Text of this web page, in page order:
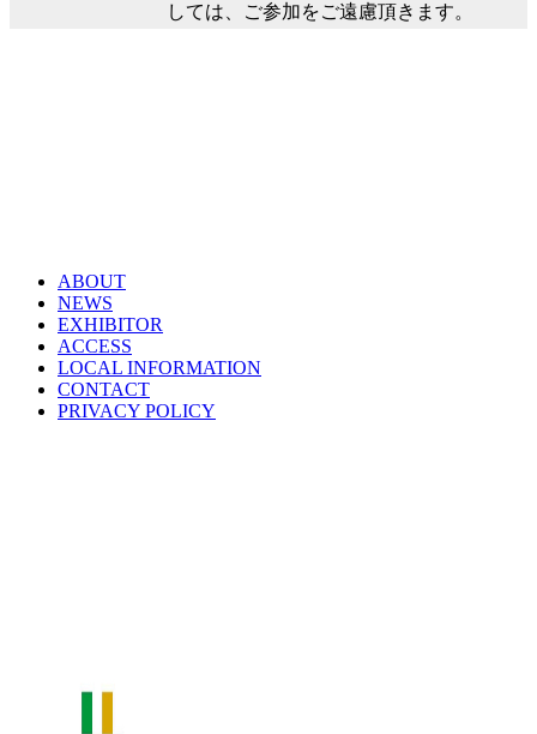
しては、ご参加をご遠慮頂きます。
ABOUT
NEWS
EXHIBITOR
ACCESS
LOCAL INFORMATION
CONTACT
PRIVACY POLICY